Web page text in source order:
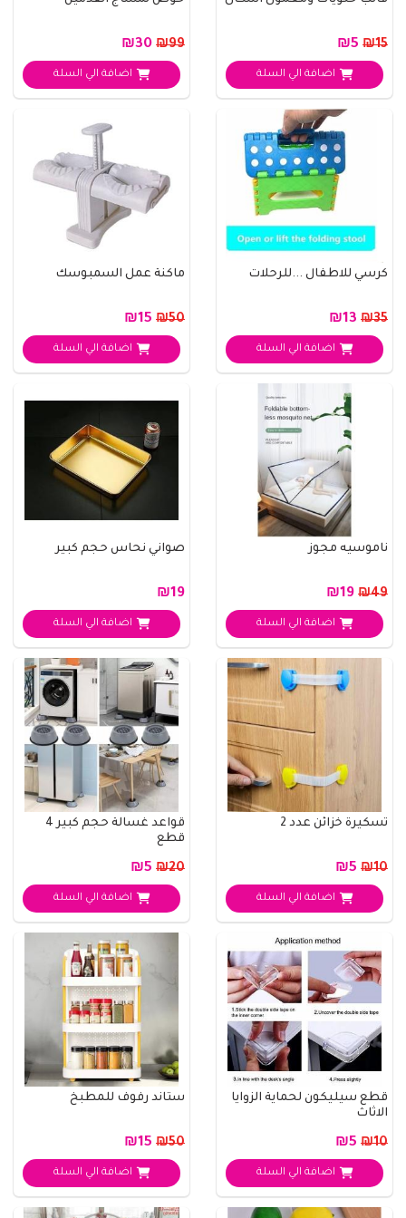
₪15
اضافة الي السلة
₪99
اضافة الي السلة
كرسي للاطفال ...للرحلات
₪35
اضافة الي السلة
ماكنة عمل السمبوسك
₪50
اضافة الي السلة
ناموسيه مجوز
₪49
اضافة الي السلة
صواني نحاس حجم كبير
₪19
اضافة الي السلة
تسكيرة خزائن عدد 2
₪10
اضافة الي السلة
قواعد غسالة حجم كبير 4
قطع
₪20
اضافة الي السلة
قطع سيليكون لحماية الزوايا
الاثاث
₪10
اضافة الي السلة
ستاند رفوف للمطبخ
₪50
اضافة الي السلة